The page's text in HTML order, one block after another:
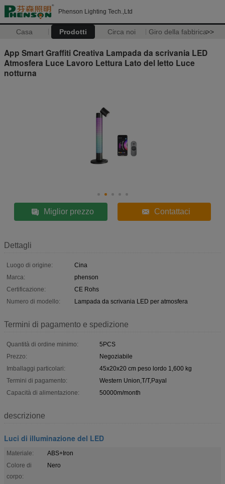
Phenson Lighting Tech.,Ltd
Casa Prodotti Circa noi Giro della fabbrica>>
App Smart Graffiti Creativa Lampada da scrivania LED
Atmosfera Luce Lavoro Lettura Lato del letto Luce
notturna
Miglior prezzo Contattaci
Dettagli
Luogo di origine:
Cina
Marca:
phenson
Certificazione:
CE Rohs
Numero di modello:
Lampada da scrivania LED per atmosfera
Termini di pagamento e spedizione
Quantità di ordine minimo:
5PCS
Prezzo:
Negoziabile
Imballaggi particolari:
45x20x20 cm peso lordo 1,600 kg
Termini di pagamento:
Western Union,T/T,Payal
Capacità di alimentazione:
50000m/month
descrizione
Luci di illuminazione del LED
Materiale:
ABS+Iron
Colore di
corpo:
Nero